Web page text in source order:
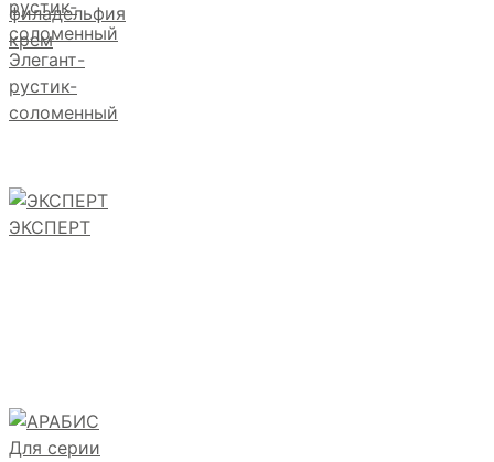
филадельфия
крем
Элегант-
рустик-
соломенный
ЭКСПЕРТ